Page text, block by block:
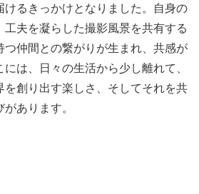
けるきっかけとなりました。自身の
工夫を凝らした撮影風景を共有する
つ仲間との繋がりが生まれ、共感が
は、日々の生活から少し離れて、
を創り出す楽しさ、そしてそれを共
あります。